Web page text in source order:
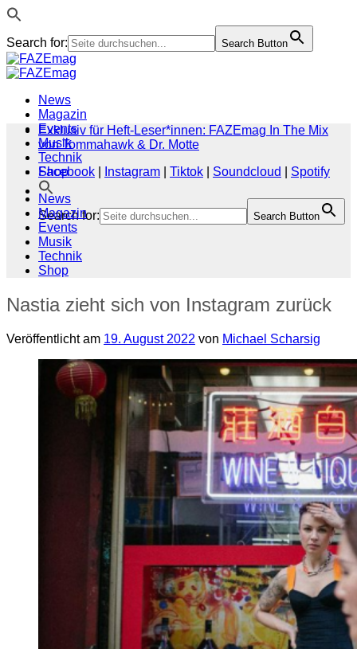
Search for: Search Button
Zum
Inhalt
News
Magazin
Events
Musik
Technik
Shop
Search for: Search Button
Exklusiv für Heft-Leser*innen: FAZEmag In The Mix
von Tommahawk & Dr. Motte
Facebook
Instagram Tiktok Soundcloud
Spotify
News
Magazin
Events
Musik
Technik
Shop
Nastia zieht sich von Instagram zurück
Veröffentlicht am 19. August 2022 von Michael Scharsig